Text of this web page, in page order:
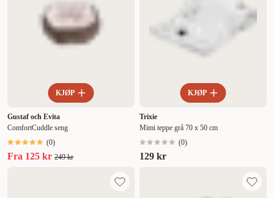
KJØP
Gustaf och Evita
ComfortCuddle seng
(0)
Fra 125 kr 249 kr
KJØP
Trixie
Mimi teppe grå 70 x 50 cm
(0)
129 kr